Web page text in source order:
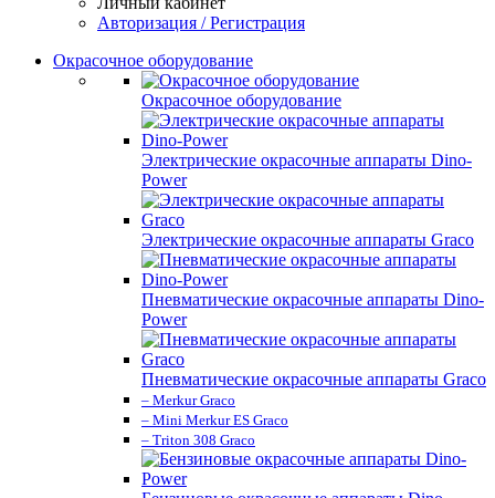
Авторизация / Регистрация
Окрасочное оборудование
Окрасочное оборудование
Электрические окрасочные аппараты Dino-
Power
Электрические окрасочные аппараты Graco
Пневматические окрасочные аппараты Dino-
Power
Пневматические окрасочные аппараты Graco
– Merkur Graco
– Mini Merkur ES Graco
– Triton 308 Graco